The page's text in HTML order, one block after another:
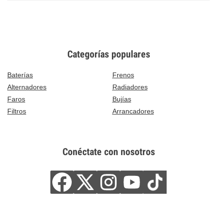
Categorías populares
Baterías
Frenos
Alternadores
Radiadores
Faros
Bujías
Filtros
Arrancadores
Conéctate con nosotros